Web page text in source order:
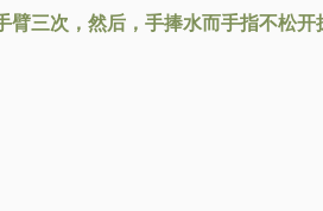
三次，然后，手捧水而手指不松